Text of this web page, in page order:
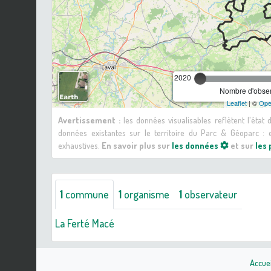
2020
Nombre
Leaflet| ©
Avertissement : les données visualisables reflètent l'état
données existantes sur le territoire du Parc & Géoparc :
exhaustives. En savoir plus sur les données et sur les
1 commune 1 organisme 1 observateur
La Ferté Macé